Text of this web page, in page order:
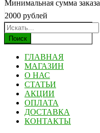
Минимальная сумма заказа
2000 рублей
Поиск
ГЛАВНАЯ
МАГАЗИН
О НАС
СТАТЬИ
АКЦИИ
ОПЛАТА
ДОСТАВКА
КОНТАКТЫ